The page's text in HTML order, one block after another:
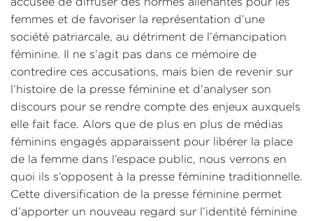
femmes et de favoriser la représentation d’une
société patriarcale, au détriment de l’émancipation
féminine. Il ne s’agit pas dans ce mémoire de
contredire ces accusations, mais bien de revenir sur
l’histoire de la presse féminine et d’analyser son
discours pour se rendre compte des enjeux auxquels
elle fait face. Alors que de plus en plus de médias
féminins engagés apparaissent pour libérer la place
de la femme dans l’espace public, nous verrons en
quoi ils s’opposent à la presse féminine traditionnelle.
Cette diversification de la presse féminine permet
d’apporter un nouveau regard sur l’identité féminine